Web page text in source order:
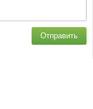
Отправить